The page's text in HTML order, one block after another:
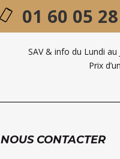
01 60 05
SAV & info du Lundi au
Prix
NOUS CONTACTER